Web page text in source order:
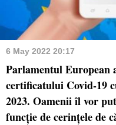
6 May 2022 20:17
Parlamentul
certificatului Covid-19
2023. Oamenii îl vor
funcție de cerințele de